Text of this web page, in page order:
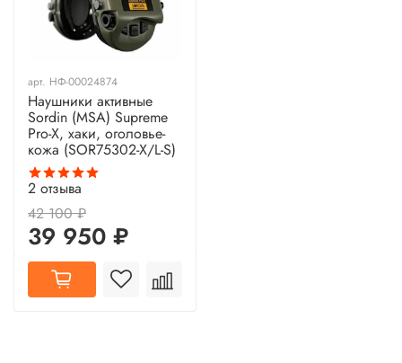
арт. НФ-00024874
Наушники активные
Sordin (MSA) Supreme
Pro-X, хаки, оголовье-
кожа (SOR75302-X/L-S)
2 отзыва
42 100 ₽
39 950 ₽